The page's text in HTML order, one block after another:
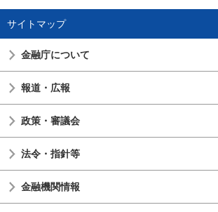
サイトマップ
金融庁について
報道・広報
政策・審議会
法令・指針等
金融機関情報